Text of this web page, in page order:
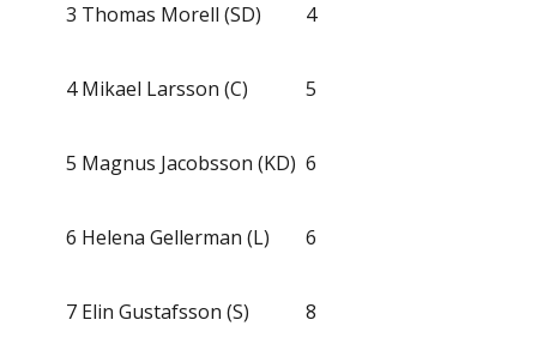
3 Thomas Morell (SD) 4
4 Mikael Larsson (C) 5
5 Magnus Jacobsson (KD) 6
6 Helena Gellerman (L) 6
7 Elin Gustafsson (S) 8